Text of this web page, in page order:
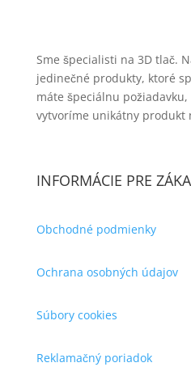
Sme špecialisti na 3D tlač.
jedinečné produkty, ktoré
máte špeciálnu
vytvoríme unikátny produkt
INFORMÁCIE PRE
Obchodné podmienky
Ochrana osobných údajov
Súbory cookies
Reklamačný poriadok